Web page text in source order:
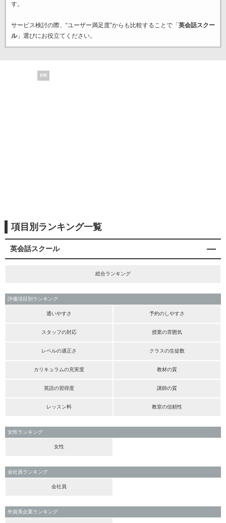
す。
サービス検討の際、“ユーザー満足度”からも比較することで「 英会話スクー
ル」選びにお役立てください。
PR
項目別ランキング一覧
英会話スクール
総合ランキング
評価項目別ランキング
通いやすさ 予約のしやすさ
スタッフの対応 授業の雰囲気
レベルの適正さ クラスの生徒数
カリキュラムの充実度 教材の質
英語の習得度 講師の質
レッスン料 教室の信頼性
女性ランキング
女性
会社員ランキング
会社員
外資系企業ランキング